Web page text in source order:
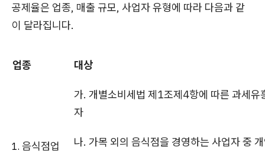
공제율은 업종, 매출 규모, 사업자 유형에 따라 다음과 같
이 달라집니다.
업종 대상
음식점업
가. 개별소비세법 제1조제4항에 따른 과세유
자
나. 가목 외의 음식점을 경영하는 사업자 중